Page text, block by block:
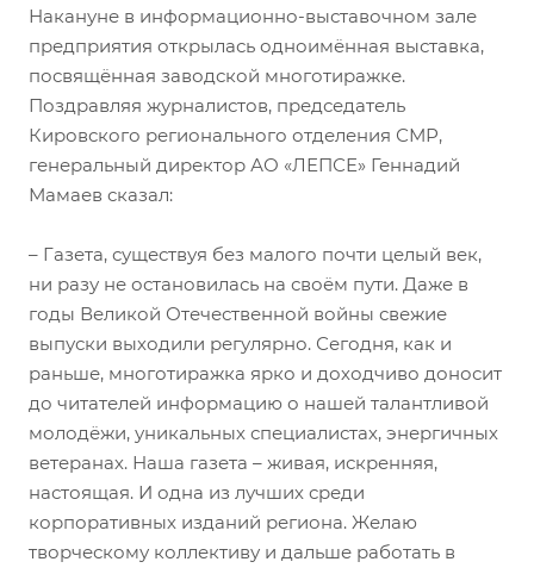
Накануне в информационно-выставочном зале
предприятия открылась одноимённая выставка,
посвящённая заводской многотиражке.
Поздравляя журналистов, председатель
Кировского регионального отделения СМР,
генеральный директор АО «ЛЕПСЕ» Геннадий
Мамаев сказал:
– Газета, существуя без малого почти целый век,
ни разу не остановилась на своём пути. Даже в
годы Великой Отечественной войны свежие
выпуски выходили регулярно. Сегодня, как и
раньше, многотиражка ярко и доходчиво доносит
до читателей информацию о нашей талантливой
молодёжи, уникальных специалистах, энергичных
ветеранах. Наша газета – живая, искренняя,
настоящая. И одна из лучших среди
корпоративных изданий региона. Желаю
творческому коллективу и дальше работать в